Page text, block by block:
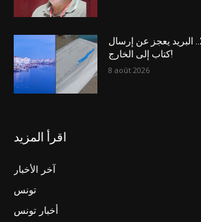
في تونس سنة 2026.. البريد يعجز عن إرسال
كتاب إلى الخارج!
8 août 2026
اقرأ المزيد
آخر الأخبار
تونس
أخبار تونس